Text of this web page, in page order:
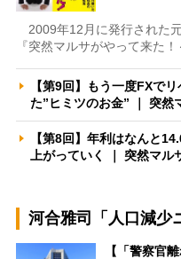
2009年12月に発行された
『突然マルサがやって来た
【第9回】もう一度FXで
た”ヒミツのお金” ｜ 突然
【第8回】年利はなんと
上がっていく ｜ 突然マ
河合雅司「人口減少
【「警察官